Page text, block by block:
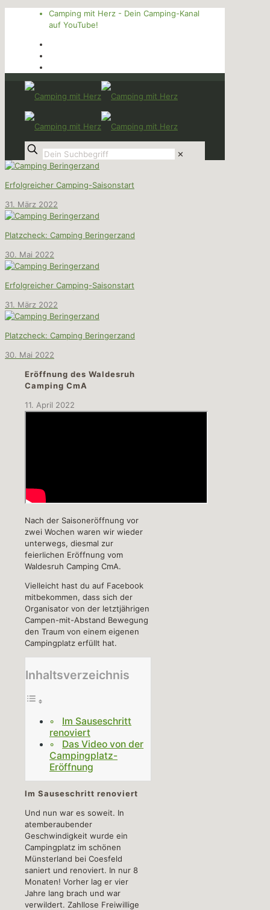
Camping mit Herz - Dein Camping-Kanal
auf YouTube!
✕
Erfolgreicher Camping-Saisonstart
31. März 2022
Platzcheck: Camping Beringerzand
30. Mai 2022
Erfolgreicher Camping-Saisonstart
31. März 2022
Platzcheck: Camping Beringerzand
30. Mai 2022
Eröffnung des Waldesruh
Camping CmA
11. April 2022
Nach der Saisoneröffnung vor
zwei Wochen waren wir wieder
unterwegs, diesmal zur
feierlichen Eröffnung vom
Waldesruh Camping CmA.
Vielleicht hast du auf Facebook
mitbekommen, dass sich der
Organisator von der letztjährigen
Campen-mit-Abstand Bewegung
den Traum von einem eigenen
Campingplatz erfüllt hat.
Inhaltsverzeichnis
Im Sauseschritt
renoviert
Das Video von der
Campingplatz-
Eröffnung
Im Sauseschritt renoviert
Und nun war es soweit. In
atemberaubender
Geschwindigkeit wurde ein
Campingplatz im schönen
Münsterland bei Coesfeld
saniert und renoviert. In nur 8
Monaten! Vorher lag er vier
Jahre lang brach und war
verwildert. Zahllose Freiwillige